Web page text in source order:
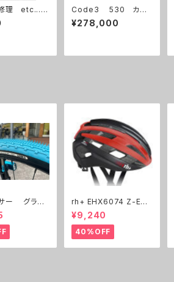
修理 etc......
Code3 530 カー
ボン/ブラックゴール
ド 試乗車(ホイール
¥278,000
ー グラベ
２本セット
rh+ EHX6074 Z-Eps
ilon ヘルメット
¥9,240
40%OFF